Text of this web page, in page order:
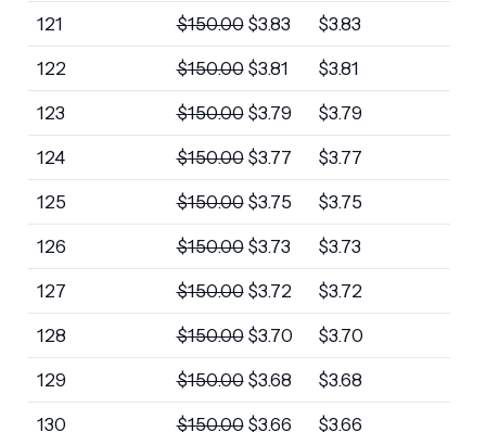
121 $150.00 $3.83 $3.83
122 $150.00 $3.81 $3.81
123 $150.00 $3.79 $3.79
124 $150.00 $3.77 $3.77
125 $150.00 $3.75 $3.75
126 $150.00 $3.73 $3.73
127 $150.00 $3.72 $3.72
128 $150.00 $3.70 $3.70
129 $150.00 $3.68 $3.68
130 $150.00 $3.66 $3.66